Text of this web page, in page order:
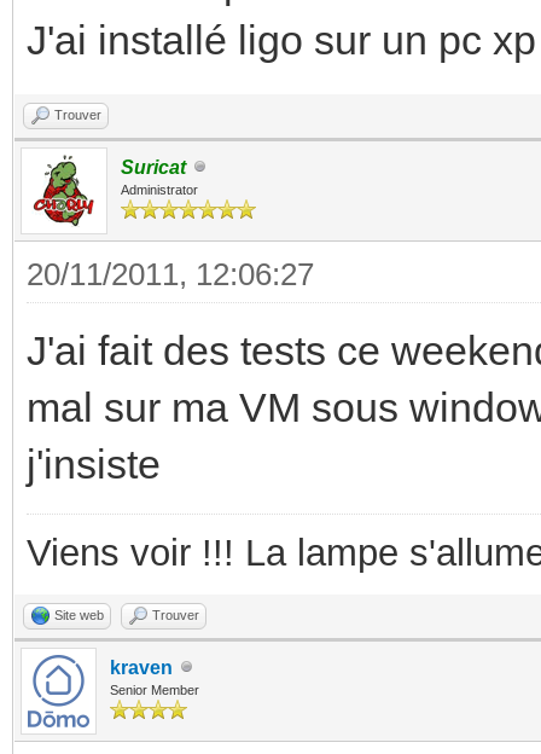
J'ai installé ligo sur un pc
Trouver
Suricat
Administrator
20/11/2011, 12:06:27
J'ai fait des tests ce
mal sur ma VM sous
j'insiste
Viens voir !!! La lampe
Site web Trouver
kraven
Senior Member